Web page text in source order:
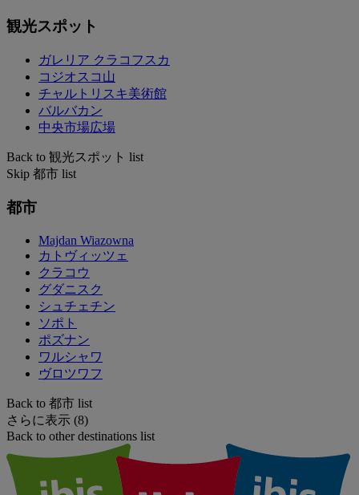
観光スポット
ガレリア クラコフスカ
コジオスコ山
チャルトリスキ美術館
バルバカン
中央市場広場
Back to 観光スポット list
Skip 都市 list
都市
Majdan Wiazowna
カトヴィッツェ
クラコウ
グダニスク
シュチェチン
ソポト
ポズナン
ワルシャワ
ヴロツワフ
Back to 都市 list
さらに表示 (8)
Back to other destinations list